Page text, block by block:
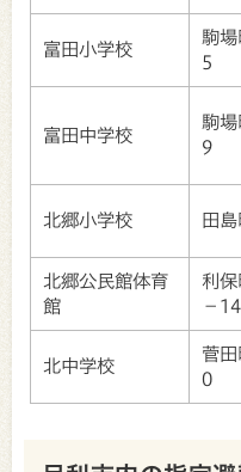
富田小学校
駒
5
富田中学校
駒
9
北郷小学校 田島
北郷公民館体育
館
利保
－
北中学校
菅
0